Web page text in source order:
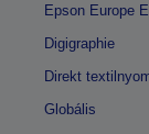
Epson Europe
Digigraphie
Direkt
Globális